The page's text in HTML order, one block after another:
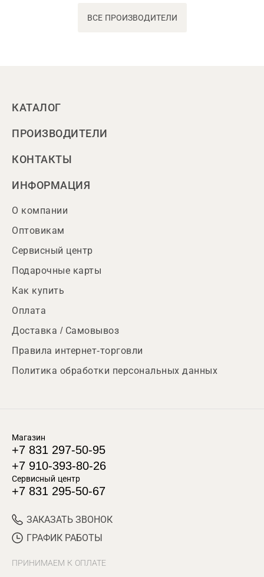
ВСЕ ПРОИЗВОДИТЕЛИ
КАТАЛОГ
ПРОИЗВОДИТЕЛИ
КОНТАКТЫ
ИНФОРМАЦИЯ
О компании
Оптовикам
Сервисный центр
Подарочные карты
Как купить
Оплата
Доставка / Самовывоз
Правила интернет-торговли
Политика обработки персональных данных
Магазин
+7 831 297-50-95
+7 910-393-80-26
Сервисный центр
+7 831 295-50-67
ЗАКАЗАТЬ ЗВОНОК
ГРАФИК РАБОТЫ
ПРИНИМАЕМ К ОПЛАТЕ